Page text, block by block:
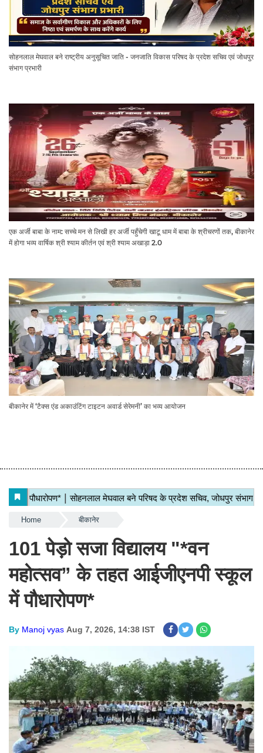
सोहनलाल मेघवाल बने राष्ट्रीय अनुसूचित जाति - जनजाति विकास परिषद के प्रदेश सचिव एवं जोधपुर
संभाग प्रभारी
एक अर्जी बाबा के नाम: सच्चे मन से लिखी हर अर्जी पहुँचेगी खाटू धाम में बाबा के श्रीचरणों तक, बीकानेर
में होगा भव्य वार्षिक श्री श्याम कीर्तन एवं श्री श्याम अखाड़ा 2.0
बीकानेर में ‘टैक्स एंड अकाउंटिंग टाइटन अवार्ड सेरेमनी’ का भव्य आयोजन
Home बीकानेर
101 पेड़ो सजा विद्यालय "*वन
महोत्सव” के तहत आईजीएनपी स्कूल
में पौधारोपण*
By Manoj vyas Aug 7, 2026, 14:38 IST